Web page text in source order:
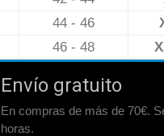
44 - 46
46 - 48
Envío gratuito
En compras de más de 70€.
horas.